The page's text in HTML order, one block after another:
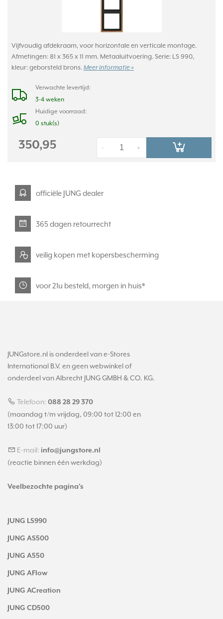
Vijfvoudig afdekraam, voor horizontale en verticale montage.
Afmetingen: 81 x 365 x 11 mm. Metaaluitvoering. Serie: LS 990,
kleur: geborsteld brons. Meer informatie »
Verwachte levertijd:
3-4 weken
Huidige voorraad:
0 stuk(s)
350,95 +
-
officiële JUNG dealer
365 dagen retourrecht
veilig kopen met kopersbescherming
voor 21u besteld, morgen in huis*
JUNGstore.nl is onderdeel van e-Stores
International B.V. en geen webwinkel of
onderdeel van Albrecht JUNG GMBH & CO. KG.
Telefoon: 088 28 29 370
(maandag t/m vrijdag, 09:00 tot 12:00 en
13:00 tot 17:00 uur)
E-mail: info@jungstore.nl
(reactie binnen één werkdag)
Veelbezochte pagina's
JUNG LS990
JUNG AS500
JUNG A550
JUNG AFlow
JUNG ACreation
JUNG CD500